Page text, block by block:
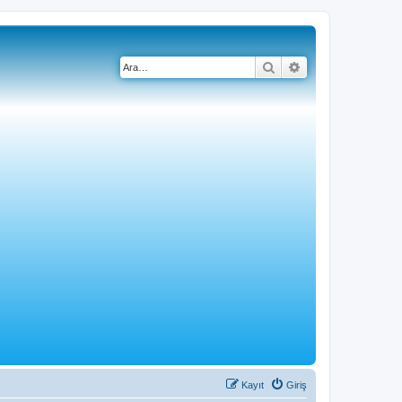
Ara Gelişmiş arama
Giriş
Kayıt